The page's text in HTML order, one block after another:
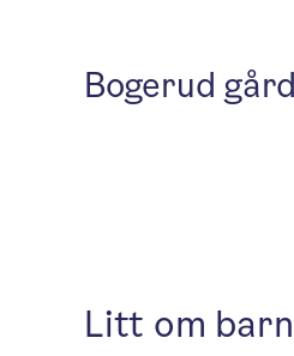
Bogerud
Litt om